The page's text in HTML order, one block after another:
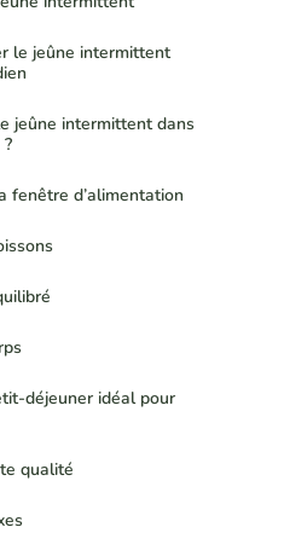
le jeûne intermittent
jeûne intermittent dans
fenêtre d’alimentation
déjeuner idéal pour
qualité